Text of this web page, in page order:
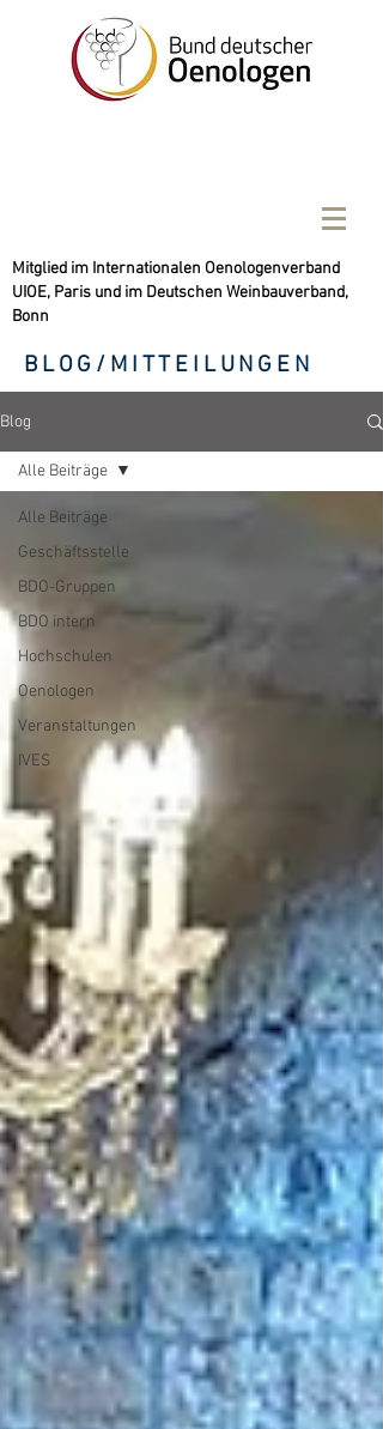
Mitglied im Internationalen Oenologenverband
UIOE, Paris und im Deutschen Weinbauverband,
Bonn
BLOG/MITTEILUNGEN
Blog
Alle Beiträge
Geschäftsstelle
BDO-Gruppen
BDO intern
Hochschulen
Oenologen
Veranstaltungen
IVES
Alle Beiträge